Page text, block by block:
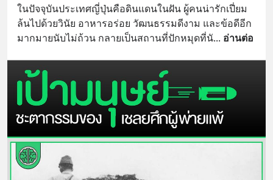
ในปัจจุบันประเทศญี่ปุ่นคือดินแดนในฝัน ผู้คนน่ารักเปี่ยม
ล้นไปด้วยวินัย อาหารอร่อย วัฒนธรรมดีงาม และข้อดีอีก
มากมายนับไม่ถ้วน กลายเป็นสถานที่ปักหมุดที่นั... อ่านต่อ